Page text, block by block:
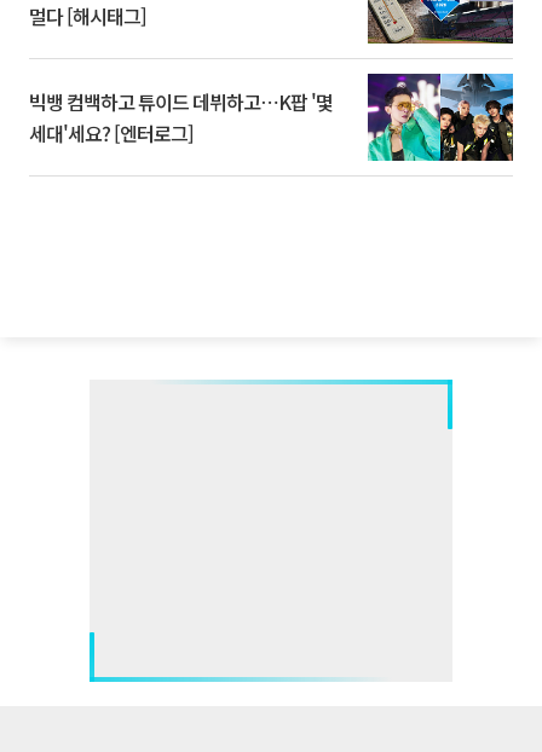
멀다 [해시태그]
빅뱅 컴백하고 튜이드 데뷔하고⋯K팝 '몇
세대'세요? [엔터로그]